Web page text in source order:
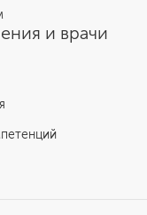
и врачи